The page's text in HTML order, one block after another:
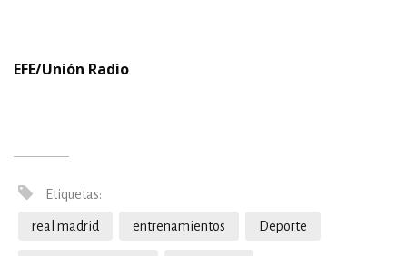
EFE/Unión Radio
Etiquetas:
real madrid entrenamientos Deporte